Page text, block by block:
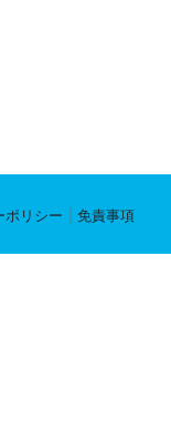
ポリシー 免責事項